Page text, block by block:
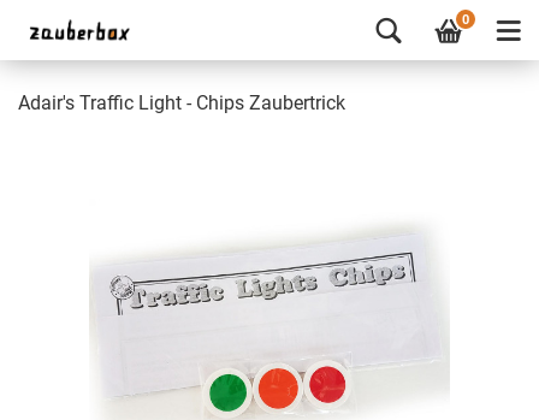
0
Adair's Traffic Light - Chips Zaubertrick